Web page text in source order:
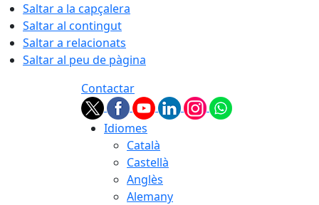
Saltar a la capçalera
Saltar al contingut
Saltar a relacionats
Saltar al peu de pàgina
Contactar
Idiomes
Català
Castellà
Anglès
Alemany